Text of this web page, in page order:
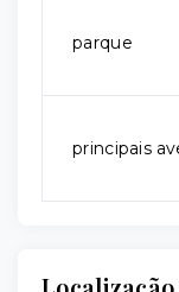
parque
principais